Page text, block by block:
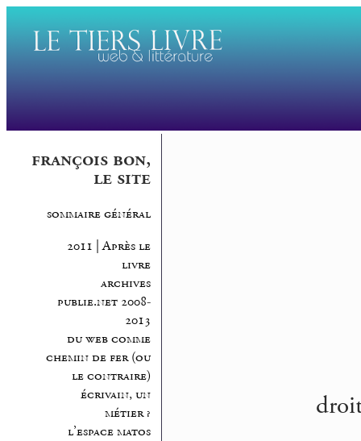
françois bon,
le site
sommaire général
2011 | Après le
livre
archives
publie.net 2008-
2013
du web comme
chemin de fer (ou
le contraire)
écrivain, un
métier ?
l’espace matos